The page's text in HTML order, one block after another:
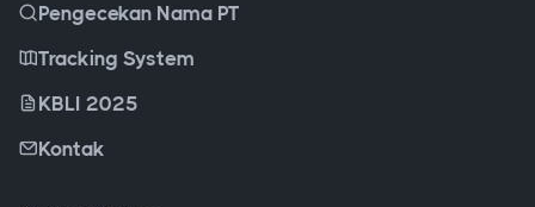
Pengecekan Nama PT
Tracking System
KBLI 2025
Kontak